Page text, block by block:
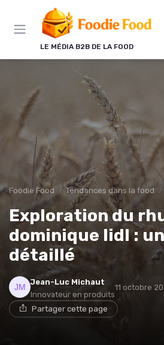
LE MÉDIA B2B DE LA FOOD
Foodie Food Tendances dans la food
Exploration du
dominique lidl :
détaillé
Jean-Luc Michaut
Innovateur en produits
11 octobre
Partager cette page
Panneau de gestion des cookies